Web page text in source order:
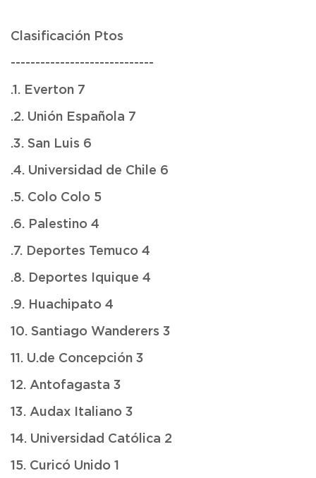
Clasificación Ptos
-----------------------------
.1. Everton 7
.2. Unión Española 7
.3. San Luis 6
.4. Universidad de Chile 6
.5. Colo Colo 5
.6. Palestino 4
.7. Deportes Temuco 4
.8. Deportes Iquique 4
.9. Huachipato 4
10. Santiago Wanderers 3
11. U.de Concepción 3
12. Antofagasta 3
13. Audax Italiano 3
14. Universidad Católica 2
15. Curicó Unido 1